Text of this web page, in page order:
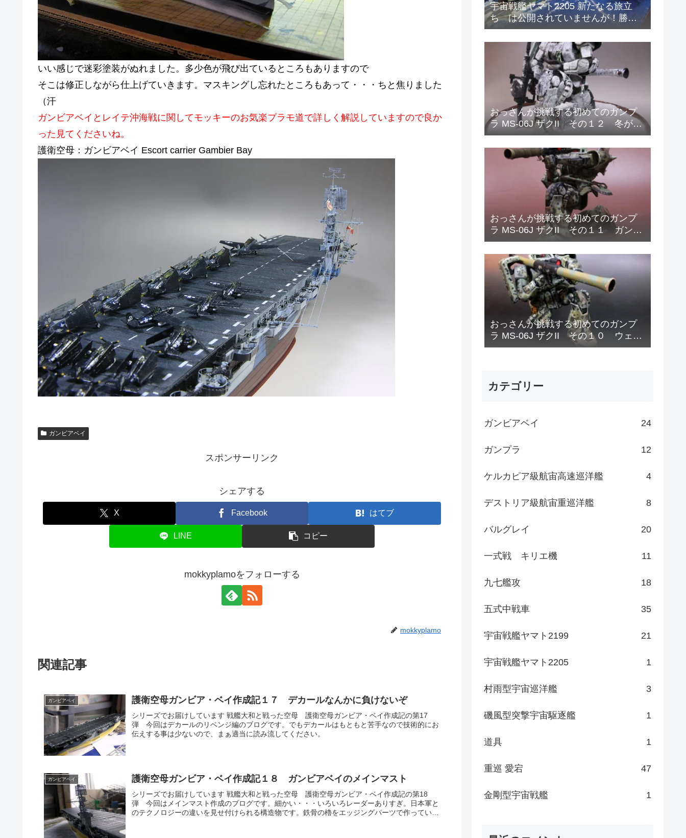
いい感じで迷彩塗装がぬれました。多少色が飛び出ているところもありますので
そこは修正しながら仕上げていきます。マスキングし忘れたところもあって・・・ちと焦りました
（汗
ガンビアベイとレイテ沖海戦に関してモッキーのお気楽プラモ道で詳しく解説していますので良か
った見てくださいね。
護衛空母：ガンビアベイ Escort carrier Gambier Bay
ガンビアベイ
スポンサーリンク
シェアする
X Facebook はてブ
LINE コピー
mokkyplamoをフォローする
mokkyplamo
関連記事
ガンビアベイ 護衛空母ガンビア・ベイ作成記１７ デカールなんかに負けないぞ
シリーズでお届けしています 戦艦大和と戦った空母 護衛空母ガンビア・ベイ作成記の第17
弾 今回はデカールのリベンジ編のブログです。でもデカールはもともと苦手なので技術的にお
伝えする事は少ないので、まぁ適当に読み流してください。
ガンビアベイ 護衛空母ガンビア・ベイ作成記１８ ガンビアベイのメインマスト
シリーズでお届けしています 戦艦大和と戦った空母 護衛空母ガンビア・ベイ作成記の第18
弾 今回はメインマスト作成のブログです。細かい・・・いろいろレーダーありすぎ。日本軍と
のテクノロジーの違いを見せ付けられる構造物です。鉄骨の櫓をエッジングパーツで作っていま
宇宙戦艦ヤマト2205 新たなる旅立
ち は公開されていませんが！勝手
に妄想 マザータウンの海の戦い！
おっさんが挑戦する初めてのガンプ
ラ MS-06J ザクII その１２ 冬が来
たので冬季迷彩塗装をはじめまし
た。
おっさんが挑戦する初めてのガンプ
ラ MS-06J ザクII その１１ ガンダ
ムデカールと偽装網の取り付け
おっさんが挑戦する初めてのガンプ
ラ MS-06J ザクII その１０ ウェザ
リング
カテゴリー
ガンビアベイ 24
ガンプラ 12
ケルカピア級航宙高速巡洋艦 4
デストリア級航宙重巡洋艦 8
バルグレイ 20
一式戦 キリエ機 11
九七艦攻 18
五式中戦車 35
宇宙戦艦ヤマト2199 21
宇宙戦艦ヤマト2205 1
村雨型宇宙巡洋艦 3
磯風型突撃宇宙駆逐艦 1
道具 1
重巡 愛宕 47
金剛型宇宙戦艦 1